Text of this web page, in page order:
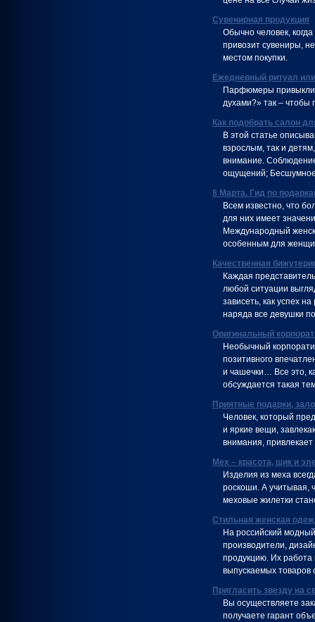
Сувенирная продукция
Обычно человек,
привозит сувениры,
местом покупки.
Ежедневный ритуал
Парфюмеры привыкли
духами?» так – чтобы
Как подобрать салон
В этой статье
взрослым, так и
внимание.
ощущений;
8 Марта. Гид по
Всем известно, что
для них имеет
Международный
особенным для
Качественная
Каждая
любой ситуации
зависеть, как успех
наряда все девушки
Оригинальный
Необычный
позитивного
и чашечки… Все это,
обсуждается такая
Приятные подарки,
Человек, который
и яркие вещи,
внимания,
Мех – красота, шик и
Изделия из меха
роскоши. А учитывая,
меховые жилетки
Стильная женская
На российский
производители,
продукцию. Их работа
выпускаемых товаров
Пригласить звезду на
Вы осуществляете
получаете гарант